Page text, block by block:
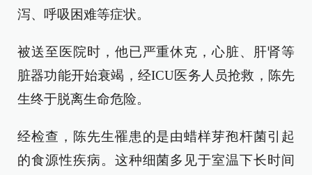
泻、呼吸困难等症状。
被送至医院时，他已严重休克，心脏、肝肾等
脏器功能开始衰竭，经ICU医务人员抢救，陈先
生终于脱离生命危险。
经检查，陈先生罹患的是由蜡样芽孢杆菌引起
的食源性疾病。这种细菌多见于室温下长时间